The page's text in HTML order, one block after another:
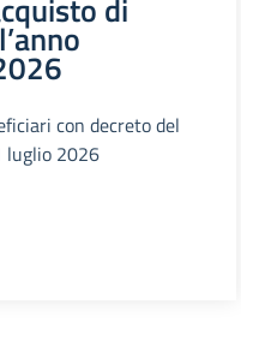
di
con decreto del
luglio 2026